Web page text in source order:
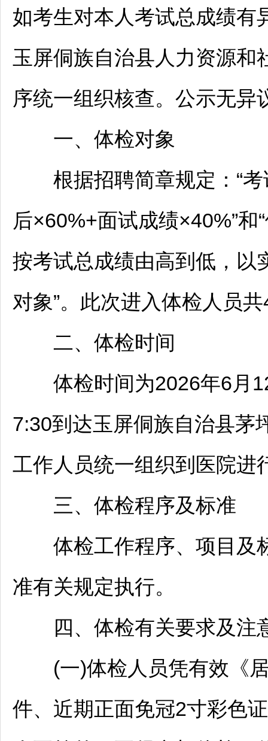
如考生对本人考试总成绩有
玉屏侗族自治县人力资源和
序统一组织核查。公示无异
一、体检对象
根据招聘简章规定：“
后×60%+面试成绩×40%”
按考试总成绩由高到低，以
对象”。此次进入体检人员
二、体检时间
体检时间为2026年6月
7:30到达玉屏侗族自治县茅
工作人员统一组织到医院进
三、体检程序及标准
体检工作程序、项目及
准有关规定执行。
四、体检有关要求及注
(一)体检人员凭有效《居
件、近期正面免冠2寸彩色